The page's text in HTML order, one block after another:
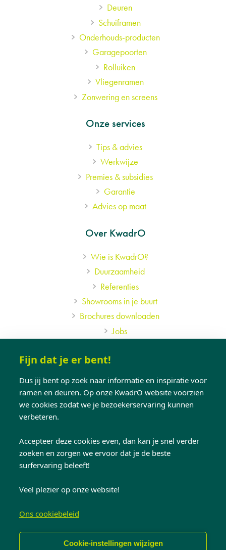
Fijn dat je er bent!
Dus jij bent op zoek naar informatie en inspiratie voor
ramen en deuren. Op onze KwadrO website voorzien
we cookies zodat we je bezoekerservaring kunnen
verbeteren.
Accepteer deze cookies even, dan kan je snel verder
zoeken en zorgen we ervoor dat je de beste
surfervaring beleeft!
Veel plezier op onze website!
Ons cookiebeleid
Cookie-instellingen wijzigen
Deuren
Schuiframen
Onderhouds-producten
Garagepoorten
Rolluiken
Vliegenramen
Zonwering en screens
Onze services
Tips & advies
Werkwijze
Premies & subsidies
Garantie
Advies op maat
Over KwadrO
Wie is KwadrO?
Duurzaamheid
Referenties
Showrooms in je buurt
Brochures downloaden
Jobs
Hulp nodig?
Adviesgesprek
Een vrijblijvende offerte aanvragen
Veelgestelde vragen
Contact
Volg ons op:
© Copyright 2026 KwadrO Ramen en Deuren